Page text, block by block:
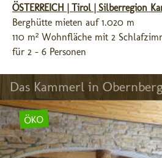
ÖSTERREICH | Tirol | Silberregion
Berghütte mieten auf 1.020 m
110 m² Wohnfläche mit 2
für 2 - 6 Personen
Das Kammerl in Obernberg
ÖKO